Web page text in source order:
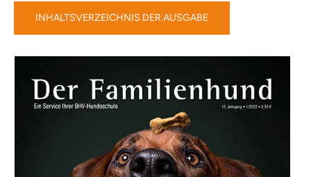
Jetzt online lesen!
INHALTSVERZEICHNIS DER AUSGABE